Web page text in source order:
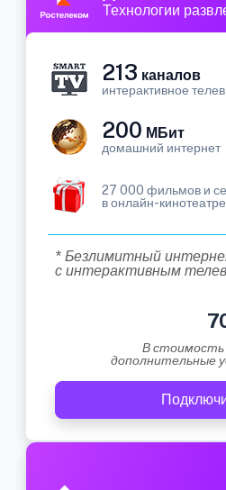
Технологии
213 каналов
интерактивное
200 МБит
домашний интернет
27 000 фильмов и
в онлайн-
* Безлимитный
с интерактивным
В
дополнительные